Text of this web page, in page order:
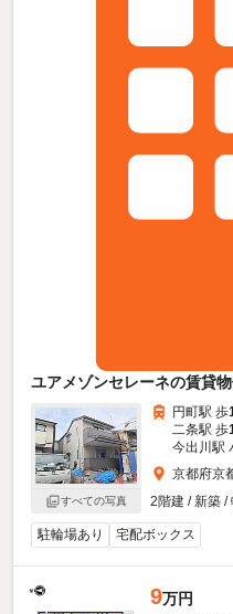
ユアメゾンセレーネの賃貸
すべての写真
円町駅 歩
二条駅 歩
今出川駅
京都府京
2階建 / 新築 /
駐輪場あり 宅配ボックス
9万円